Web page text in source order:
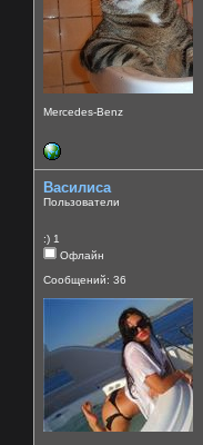
Mercedes-Benz
Василиса
Пользователи
:) 1
Офлайн
Сообщений: 36